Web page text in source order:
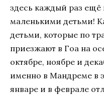
здесь каждый раз ещё
маленькими детьми!
детьми, которые по
приезжают в Гоа на
октябре, ноябре и
именно в Мандреме в
январе и в феврале